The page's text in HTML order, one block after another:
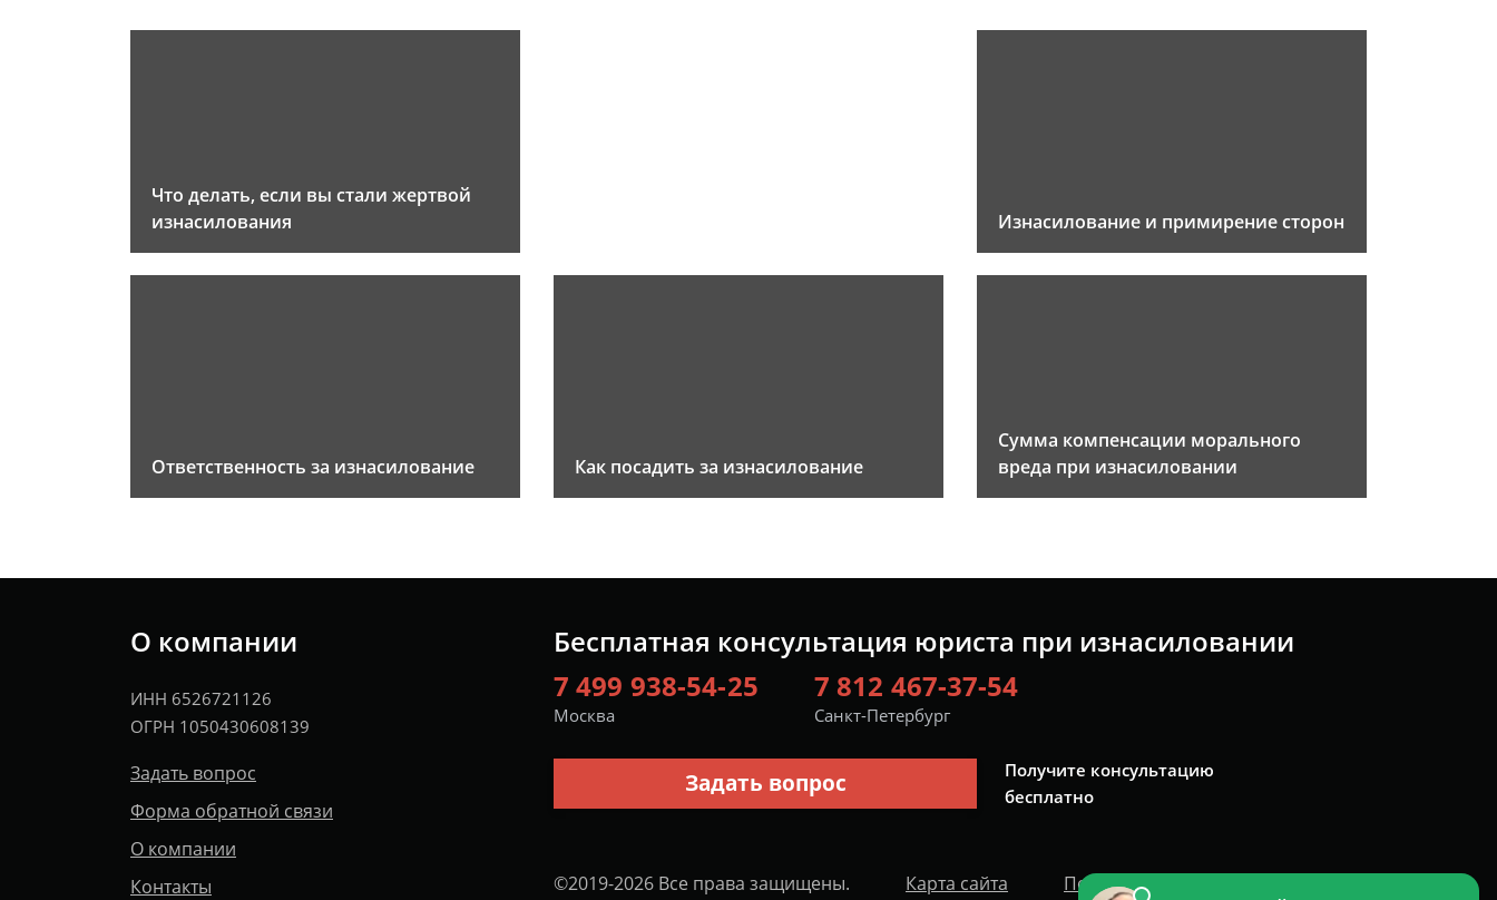
Что делать, если вы стали жертвой
изнасилования
Изнасилование и примирение сторон
Ответственность за изнасилование Как посадить за изнасилование
Сумма компенсации морального
вреда при изнасиловании
О компании
ИНН 6526721126
ОГРН 1050430608139
Задать вопрос
Форма обратной связи
О компании
Контакты
Бесплатная консультация юриста при изнасиловании
7 499 938-54-25
Москва
7 812 467-37-54
Санкт-Петербург
Задать вопрос
Получите консультацию
бесплатно
©2019-2026 Все права защищены. Карта сайта Политика персональных данных